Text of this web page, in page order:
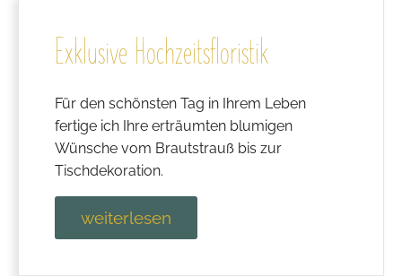
Exklusive Hochzeitsfloristik
Für den schönsten Tag in Ihrem Leben
fertige ich Ihre erträumten blumigen
Wünsche vom Brautstrauß bis zur
Tischdekoration.
weiterlesen